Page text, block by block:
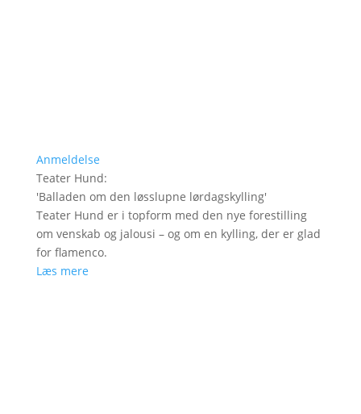
Anmeldelse
Teater Hund:
'Balladen om den løsslupne lørdagskylling'
Teater Hund er i topform med den nye forestilling
om venskab og jalousi – og om en kylling, der er glad
for flamenco.
Læs mere